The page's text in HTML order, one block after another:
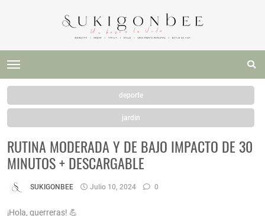
deporte
jardin
RUTINA MODERADA Y DE BAJO IMPACTO DE 30
MINUTOS + DESCARGABLE
SUKIGONBEE Julio 10, 2024 0
¡Hola, guerreras! 💪